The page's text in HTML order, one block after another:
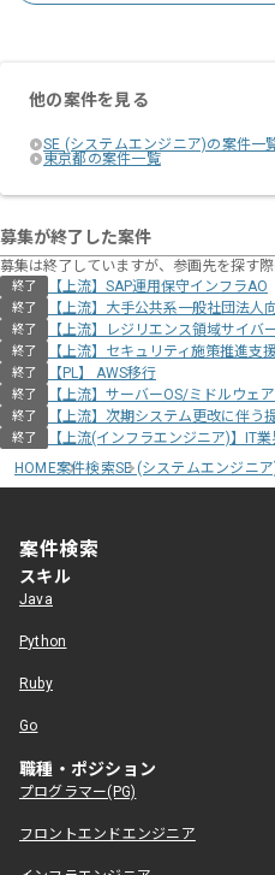
他の案件を見る
SE (システムエンジニア)の案件一
東京都の案件一覧
募集が終了した案件
募集は終了していますが、参画先を探す
終了 【上流】SAP運用保守インフラAO
終了 【上流】大手公共系一般社団法人
終了 【上流】レジリエンス領域サイバ
終了 【上流】セキュリティ施策推進支援
終了 【PL】 AWS移行
終了 【上流】サーバーOS/ミドルウェ
終了 【上流】次期システム更改に伴
終了
【上流(インフラエンジニア)】IT
HOME案件検索SE (システムエンジニ
案件検索
スキル
Java
Python
Ruby
Go
職種・ポジション
プログラマー(PG)
フロントエンドエンジニア